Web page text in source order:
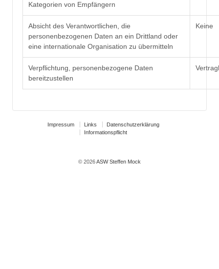
Kategorien von Empfängern
Absicht des Verantwortlichen, die
personenbezogenen Daten an ein Drittland oder
eine internationale Organisation zu übermitteln
Keine
Verpflichtung, personenbezogene Daten
bereitzustellen
Impressum Links
Datenschutzerklärung
Informationspflicht
© 2026ASW Steffen Mock